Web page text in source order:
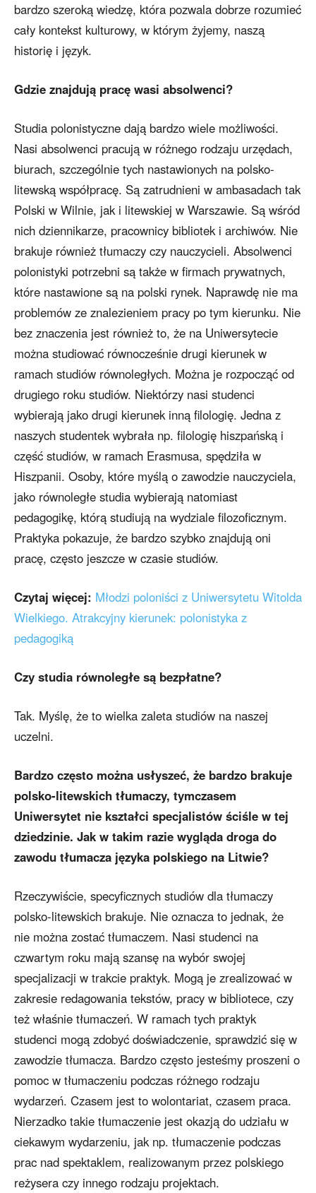
bardzo szeroką wiedzę, która pozwala dobrze rozumieć
cały kontekst kulturowy, w którym żyjemy, naszą
historię i język.
Gdzie znajdują pracę wasi absolwenci?
Studia polonistyczne dają bardzo wiele możliwości.
Nasi absolwenci pracują w różnego rodzaju urzędach,
biurach, szczególnie tych nastawionych na polsko-
litewską współpracę. Są zatrudnieni w ambasadach tak
Polski w Wilnie, jak i litewskiej w Warszawie. Są wśród
nich dziennikarze, pracownicy bibliotek i archiwów. Nie
brakuje również tłumaczy czy nauczycieli. Absolwenci
polonistyki potrzebni są także w firmach prywatnych,
które nastawione są na polski rynek. Naprawdę nie ma
problemów ze znalezieniem pracy po tym kierunku. Nie
bez znaczenia jest również to, że na Uniwersytecie
można studiować równocześnie drugi kierunek w
ramach studiów równoległych. Można je rozpocząć od
drugiego roku studiów. Niektórzy nasi studenci
wybierają jako drugi kierunek inną filologię. Jedna z
naszych studentek wybrała np. filologię hiszpańską i
część studiów, w ramach Erasmusa, spędziła w
Hiszpanii. Osoby, które myślą o zawodzie nauczyciela,
jako równoległe studia wybierają natomiast
pedagogikę, którą studiują na wydziale filozoficznym.
Praktyka pokazuje, że bardzo szybko znajdują oni
pracę, często jeszcze w czasie studiów.
Czytaj więcej: Młodzi poloniści z Uniwersytetu Witolda
Wielkiego. Atrakcyjny kierunek: polonistyka z
pedagogiką
Czy studia równoległe są bezpłatne?
Tak. Myślę, że to wielka zaleta studiów na naszej
uczelni.
Bardzo często można usłyszeć, że bardzo brakuje
polsko-litewskich tłumaczy, tymczasem
Uniwersytet nie kształci specjalistów ściśle w tej
dziedzinie. Jak w takim razie wygląda droga do
zawodu tłumacza języka polskiego na Litwie?
Rzeczywiście, specyficznych studiów dla tłumaczy
polsko-litewskich brakuje. Nie oznacza to jednak, że
nie można zostać tłumaczem. Nasi studenci na
czwartym roku mają szansę na wybór swojej
specjalizacji w trakcie praktyk. Mogą je zrealizować w
zakresie redagowania tekstów, pracy w bibliotece, czy
też właśnie tłumaczeń. W ramach tych praktyk
studenci mogą zdobyć doświadczenie, sprawdzić się w
zawodzie tłumacza. Bardzo często jesteśmy proszeni o
pomoc w tłumaczeniu podczas różnego rodzaju
wydarzeń. Czasem jest to wolontariat, czasem praca.
Nierzadko takie tłumaczenie jest okazją do udziału w
ciekawym wydarzeniu, jak np. tłumaczenie podczas
prac nad spektaklem, realizowanym przez polskiego
reżysera czy innego rodzaju projektach.